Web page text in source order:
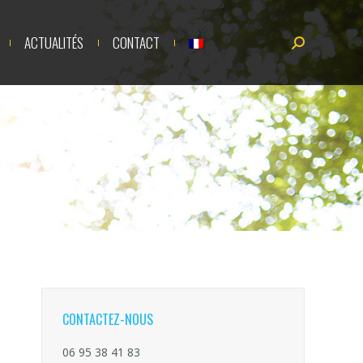
ACTUALITÉS CONTACT
Recherche
:
CONTACTEZ-NOUS
06 95 38 41 83
Recherche
: